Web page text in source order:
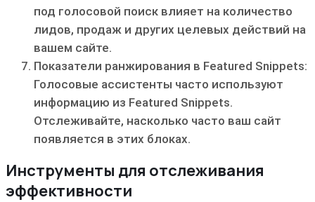
под голосовой поиск влияет на количество
лидов, продаж и других целевых действий на
вашем сайте.
Показатели ранжирования в Featured Snippets:
Голосовые ассистенты часто используют
информацию из Featured Snippets.
Отслеживайте, насколько часто ваш сайт
появляется в этих блоках.
Инструменты для отслеживания
эффективности